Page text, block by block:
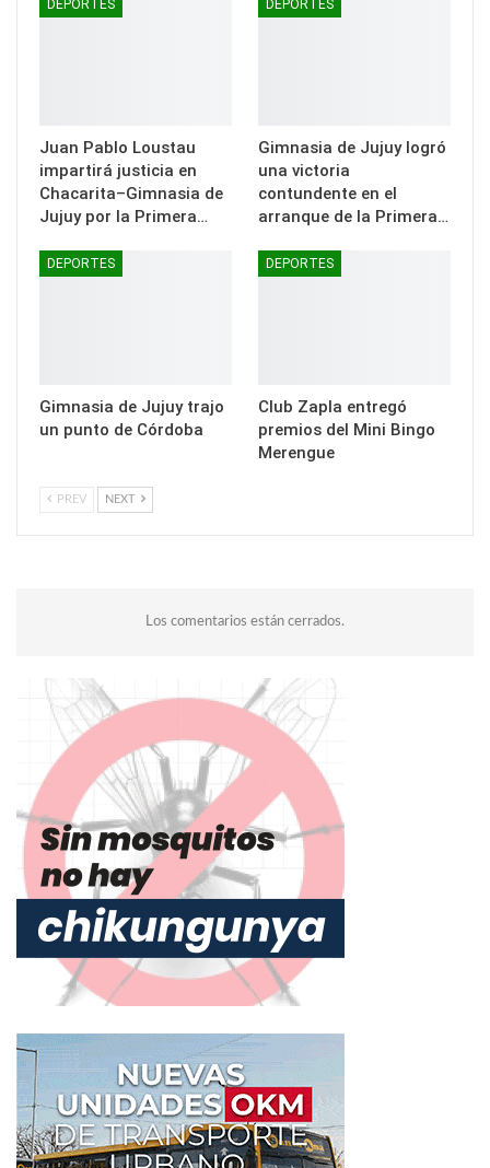
DEPORTES
Juan Pablo Loustau
impartirá justicia en
Chacarita–Gimnasia de
Jujuy por la Primera…
DEPORTES
Gimnasia de Jujuy logró
una victoria
contundente en el
arranque de la Primera…
DEPORTES
Gimnasia de Jujuy trajo
un punto de Córdoba
DEPORTES
Club Zapla entregó
premios del Mini Bingo
Merengue
PREV NEXT
Los comentarios están cerrados.